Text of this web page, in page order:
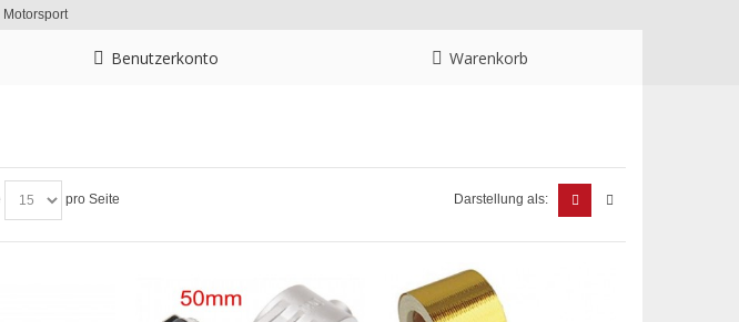
Benutzerkonto Warenkorb
pro Seite Darstellung als: